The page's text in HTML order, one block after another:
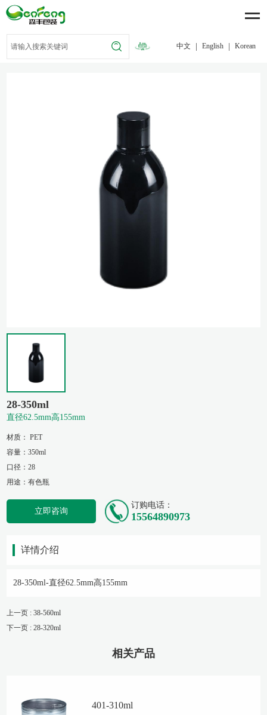
中文 | English | Korean
28-350ml
直径62.5mm高155mm
材质： PET
容量：350ml
口径：28
用途：有色瓶
立即咨询
订购电话：
15564890973
相关产品
401-310ml
详情介绍
28-350ml-直径62.5mm高155mm
上一页 : 38-560ml
下一页 : 28-320ml